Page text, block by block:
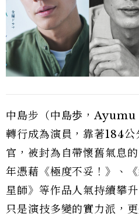
中島步（中島歩，
轉行成為演員，靠著184公
官，被封為自帶懷舊氣息
年憑藉《極度不妥！》、
星師》等作品人氣持續攀
只是演技多變的實力派，